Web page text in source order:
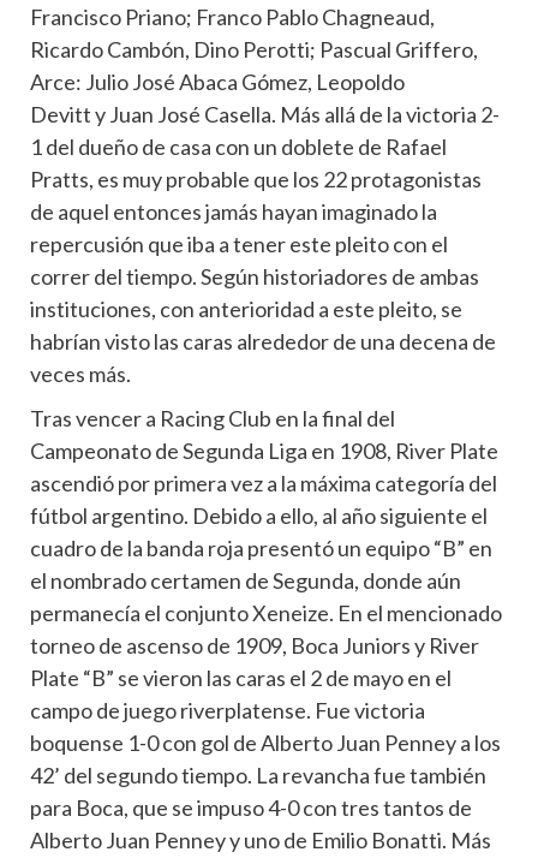
Francisco Priano; Franco Pablo Chagneaud,
Ricardo Cambón, Dino Perotti; Pascual Griffero,
Arce: Julio José Abaca Gómez, Leopoldo
Devitt y Juan José Casella. Más allá de la victoria 2-
1 del dueño de casa con un doblete de Rafael
Pratts, es muy probable que los 22 protagonistas
de aquel entonces jamás hayan imaginado la
repercusión que iba a tener este pleito con el
correr del tiempo. Según historiadores de ambas
instituciones, con anterioridad a este pleito, se
habrían visto las caras alrededor de una decena de
veces más.
Tras vencer a Racing Club en la final del
Campeonato de Segunda Liga en 1908, River Plate
ascendió por primera vez a la máxima categoría del
fútbol argentino. Debido a ello, al año siguiente el
cuadro de la banda roja presentó un equipo “B” en
el nombrado certamen de Segunda, donde aún
permanecía el conjunto Xeneize. En el mencionado
torneo de ascenso de 1909, Boca Juniors y River
Plate “B” se vieron las caras el 2 de mayo en el
campo de juego riverplatense. Fue victoria
boquense 1-0 con gol de Alberto Juan Penney a los
42’ del segundo tiempo. La revancha fue también
para Boca, que se impuso 4-0 con tres tantos de
Alberto Juan Penney y uno de Emilio Bonatti. Más